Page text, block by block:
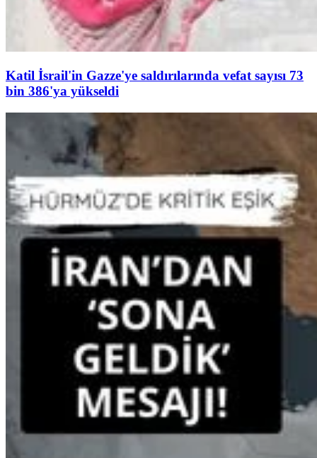
Katil İsrail'in Gazze'ye saldırılarında vefat sayısı 73
bin 386'ya yükseldi